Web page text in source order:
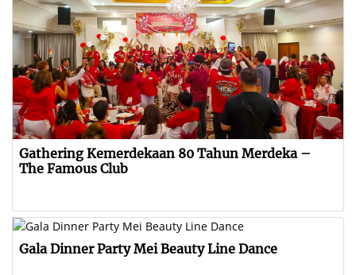
Gathering Kemerdekaan 80 Tahun Merdeka –
The Famous Club
Gala Dinner Party Mei Beauty Line Dance